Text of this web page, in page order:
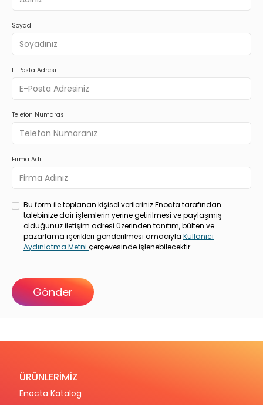
Soyad
E-Posta Adresi
Telefon Numarası
Firma Adı
Bu form ile toplanan kişisel verileriniz Enocta tarafından
talebinize dair işlemlerin yerine getirilmesi ve paylaşmış
olduğunuz iletişim adresi üzerinden tanıtım, bülten ve
pazarlama içerikleri gönderilmesi amacıyla Kullanıcı
Aydınlatma Metni çerçevesinde işlenebilecektir.
ÜRÜNLERİMİZ
Enocta Katalog